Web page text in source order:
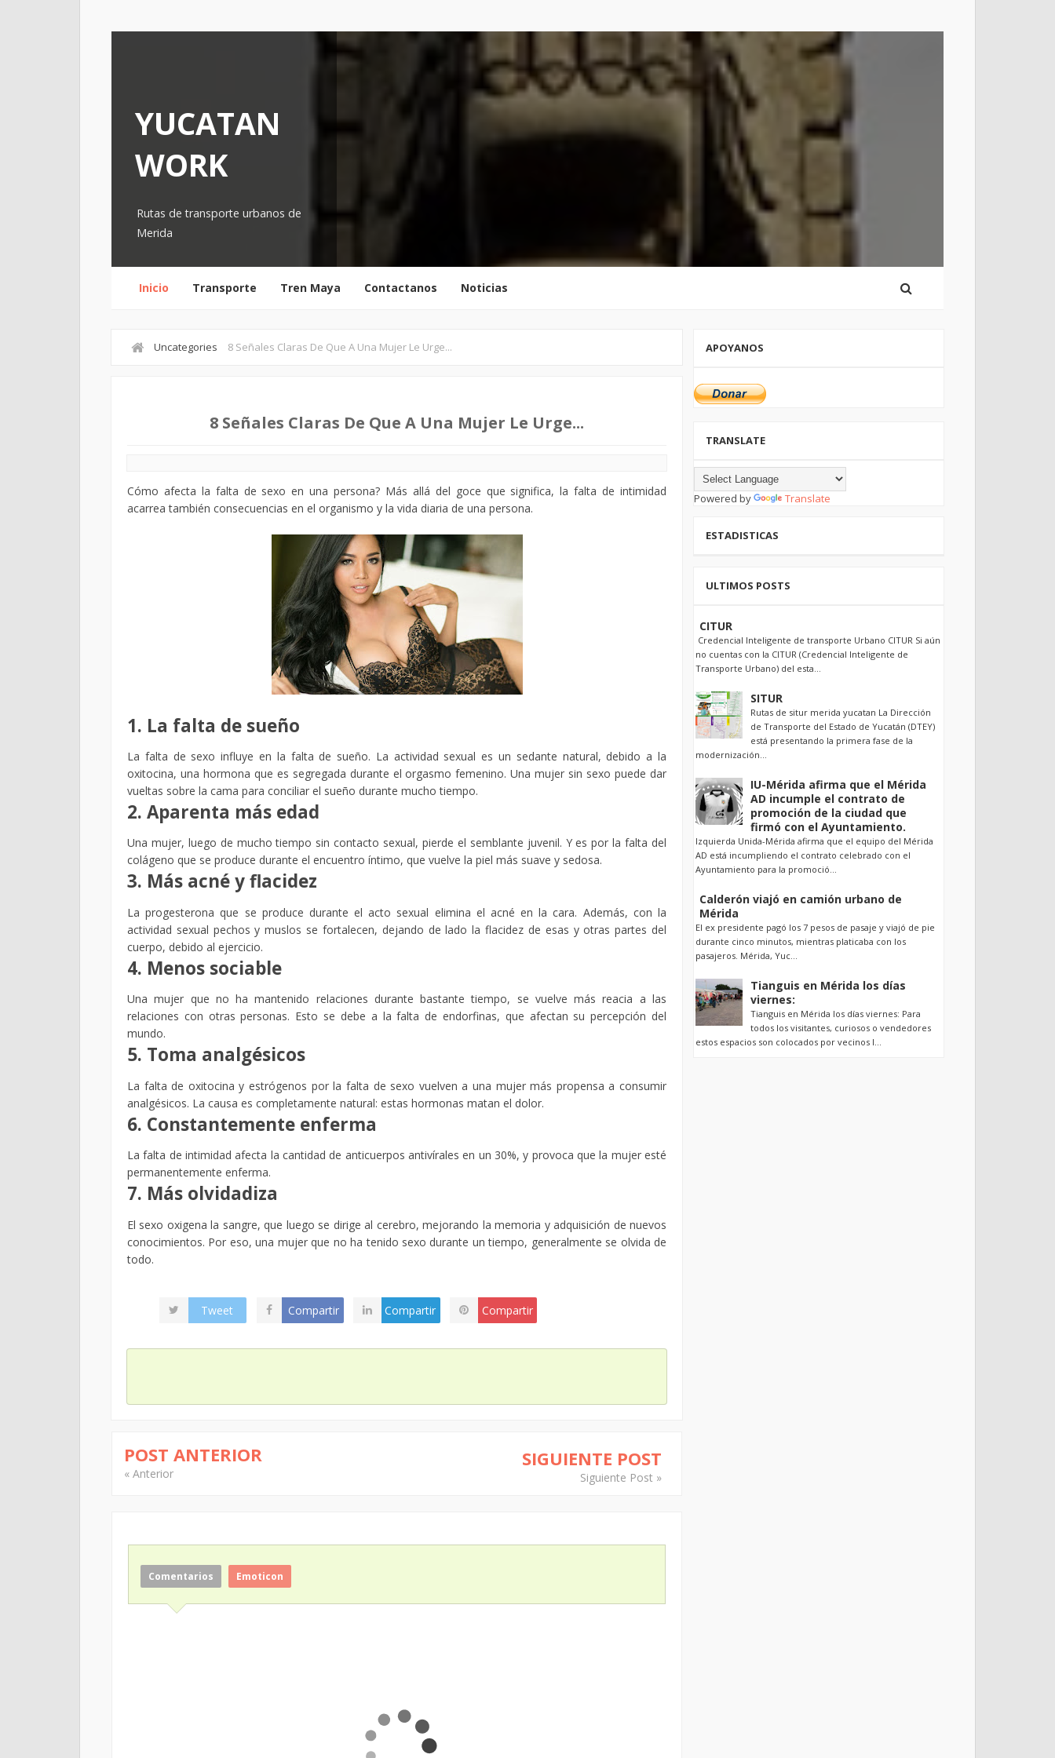
YUCATAN
WORK
Rutas de transporte urbanos de
Merida
Inicio Transporte Tren Maya Contactanos Noticias
Uncategories 8 Señales Claras De Que A Una Mujer Le Urge...
8 Señales Claras De Que A Una Mujer Le Urge...
Cómo afecta la falta de sexo en una persona? Más allá del goce que significa, la falta de intimidad
acarrea también consecuencias en el organismo y la vida diaria de una persona.
1. La falta de sueño
La falta de sexo influye en la falta de sueño. La actividad sexual es un sedante natural, debido a la
oxitocina, una hormona que es segregada durante el orgasmo femenino. Una mujer sin sexo puede dar
vueltas sobre la cama para conciliar el sueño durante mucho tiempo.
2. Aparenta más edad
Una mujer, luego de mucho tiempo sin contacto sexual, pierde el semblante juvenil. Y es por la falta del
colágeno que se produce durante el encuentro íntimo, que vuelve la piel más suave y sedosa.
3. Más acné y flacidez
La progesterona que se produce durante el acto sexual elimina el acné en la cara. Además, con la
actividad sexual pechos y muslos se fortalecen, dejando de lado la flacidez de esas y otras partes del
cuerpo, debido al ejercicio.
4. Menos sociable
Una mujer que no ha mantenido relaciones durante bastante tiempo, se vuelve más reacia a las
relaciones con otras personas. Esto se debe a la falta de endorfinas, que afectan su percepción del
mundo.
5. Toma analgésicos
La falta de oxitocina y estrógenos por la falta de sexo vuelven a una mujer más propensa a consumir
analgésicos. La causa es completamente natural: estas hormonas matan el dolor.
6. Constantemente enferma
La falta de intimidad afecta la cantidad de anticuerpos antivírales en un 30%, y provoca que la mujer esté
permanentemente enferma.
7. Más olvidadiza
El sexo oxigena la sangre, que luego se dirige al cerebro, mejorando la memoria y adquisición de nuevos
conocimientos. Por eso, una mujer que no ha tenido sexo durante un tiempo, generalmente se olvida de
todo.
Tweet Compartir Compartir Compartir
POST ANTERIOR
« Anterior
SIGUIENTE POST
Siguiente Post »
Comentarios Emoticon
APOYANOS
TRANSLATE
Powered by Translate
ESTADISTICAS
ULTIMOS POSTS
CITUR
Credencial Inteligente de transporte Urbano CITUR Si aún
no cuentas con la CITUR (Credencial Inteligente de
Transporte Urbano) del esta...
SITUR
Rutas de situr merida yucatan La Dirección
de Transporte del Estado de Yucatán (DTEY)
está presentando la primera fase de la
modernización...
IU-Mérida afirma que el Mérida
AD incumple el contrato de
promoción de la ciudad que
firmó con el Ayuntamiento.
Izquierda Unida-Mérida afirma que el equipo del Mérida
AD está incumpliendo el contrato celebrado con el
Ayuntamiento para la promoció...
Calderón viajó en camión urbano de
Mérida
El ex presidente pagó los 7 pesos de pasaje y viajó de pie
durante cinco minutos, mientras platicaba con los
pasajeros. Mérida, Yuc...
Tianguis en Mérida los días
viernes:
Tianguis en Mérida los días viernes: Para
todos los visitantes, curiosos o vendedores
estos espacios son colocados por vecinos l...